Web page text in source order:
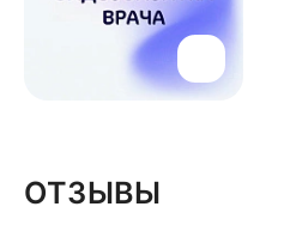
ОТЗЫВЫ